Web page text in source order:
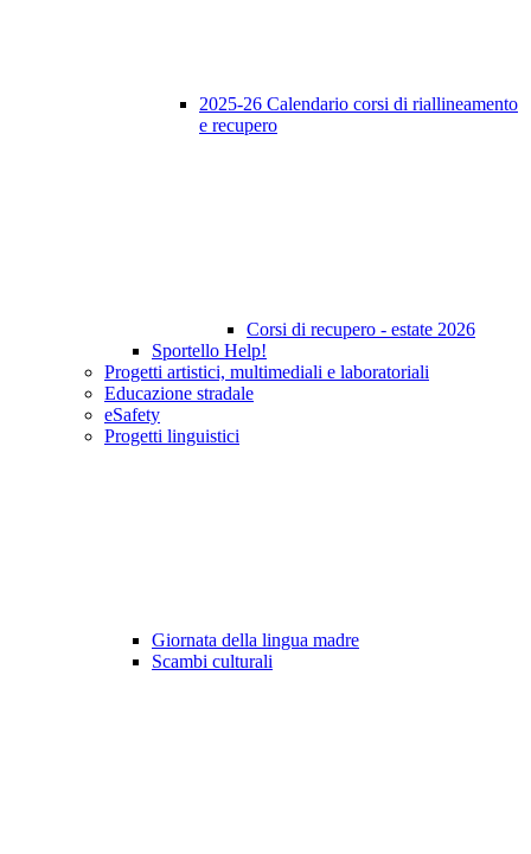
2025-26 Calendario corsi di riallineamento
e recupero
Corsi di recupero - estate 2026
Sportello Help!
Progetti artistici, multimediali e laboratoriali
Educazione stradale
eSafety
Progetti linguistici
Giornata della lingua madre
Scambi culturali